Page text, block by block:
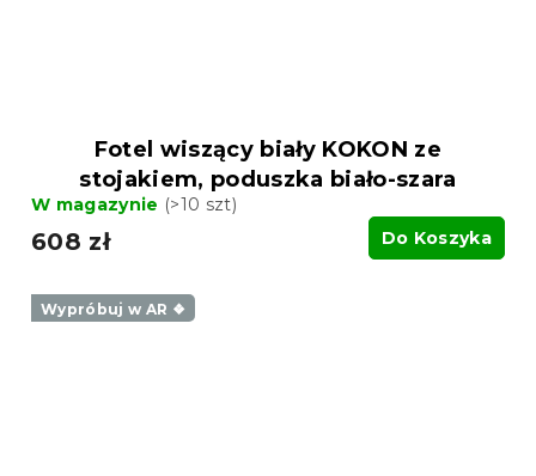
Fotel wiszący biały KOKON ze
stojakiem, poduszka biało-szara
W magazynie (>10 szt)
608 zł Do Koszyka
Wypróbuj w AR ❖